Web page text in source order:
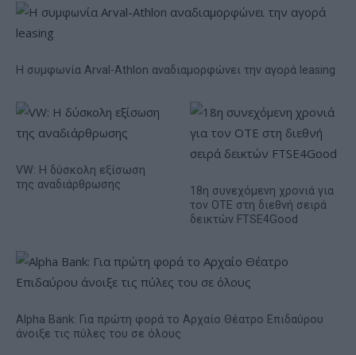
Η συμφωνία Arval-Athlon αναδιαμορφώνει την αγορά leasing
VW: Η δύσκολη εξίσωση
της αναδιάρθρωσης
18η συνεχόμενη χρονιά για
τον ΟΤΕ στη διεθνή σειρά
δεικτών FTSE4Good
Alpha Bank: Για πρώτη φορά το Αρχαίο Θέατρο Επιδαύρου
άνοιξε τις πύλες του σε όλους